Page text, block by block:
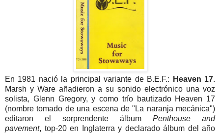
En 1981 nació la principal variante de B.E.F.: Heaven 17.
Marsh y Ware añadieron a su sonido electrónico una voz
solista, Glenn Gregory, y como trío bautizado Heaven 17
(nombre tomado de una escena de "La naranja mecánica")
editaron el sorprendente álbum Penthouse and
pavement, top-20 en Inglaterra y declarado álbum del año